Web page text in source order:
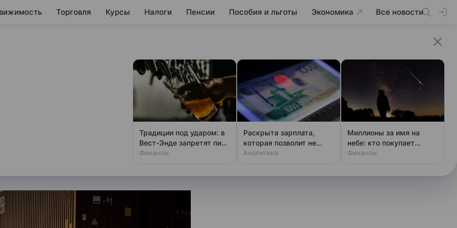
Торговля Курсы Налоги Пенсии Пособия и льготы Экономика Все новости
в Ормузском
из-за новых маршрутов в
Традиции под ударом: в
Вест-Энде запретят пить
у стойки
Финансы
Раскрыта зарплата,
которая позволит не
чувствовать зависти
Аналитика
Миллионы за имя на
небе: кто покупает
звезды
Финансы